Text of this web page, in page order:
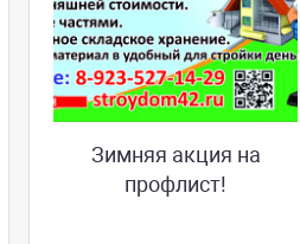
Зимняя акция на
профлист!